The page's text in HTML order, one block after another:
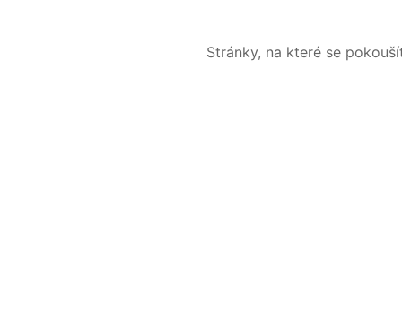
Stránky, na které se